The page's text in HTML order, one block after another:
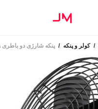
/ کولر و پنکه / پنکه شارژی دو باطری ۶۸ ولت فلزی مدل Gd-S90